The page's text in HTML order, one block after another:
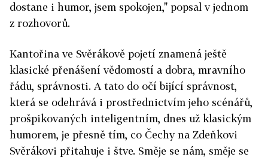
dostane i humor, jsem spokojen," popsal v jednom
z rozhovorů.
Kantořina ve Svěrákově pojetí znamená ještě
klasické přenášení vědomostí a dobra, mravního
řádu, správnosti. A tato do očí bijící správnost,
která se odehrává i prostřednictvím jeho scénářů,
prošpikovaných inteligentním, dnes už klasickým
humorem, je přesně tím, co Čechy na Zdeňkovi
Svěrákovi přitahuje i štve. Směje se nám, směje se